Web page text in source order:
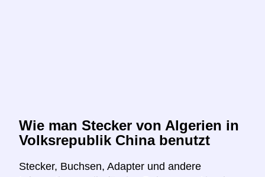
Wie man Stecker von Algerien in
Volksrepublik China benutzt
Stecker, Buchsen, Adapter und andere